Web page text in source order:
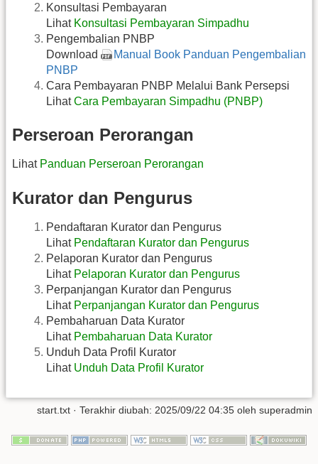
Konsultasi Pembayaran
Lihat Konsultasi Pembayaran Simpadhu
Pengembalian PNBP
Download
Manual Book Panduan Pengembalian
PNBP
Cara Pembayaran PNBP Melalui Bank Persepsi
LihatCara Pembayaran Simpadhu (PNBP)
Perseroan Perorangan
Lihat Panduan Perseroan Perorangan
Kurator dan Pengurus
Pendaftaran Kurator dan Pengurus
Lihat Pendaftaran Kurator dan Pengurus
Pelaporan Kurator dan Pengurus
Lihat Pelaporan Kurator dan Pengurus
Perpanjangan Kurator dan Pengurus
Lihat Perpanjangan Kurator dan Pengurus
Pembaharuan Data Kurator
Lihat Pembaharuan Data Kurator
Unduh Data Profil Kurator
Lihat Unduh Data Profil Kurator
start.txt · Terakhir diubah: 2025/09/22 04:35 oleh superadmin